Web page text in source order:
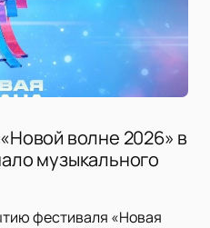
волне 2026» в
музыкального
фестиваля «Новая